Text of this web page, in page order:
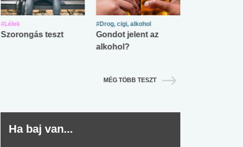
#Lélek
Szorongás teszt
#Drog, cigi, alkohol
Gondot jelent az
alkohol?
MÉG TÖBB TESZT
Ha baj van...